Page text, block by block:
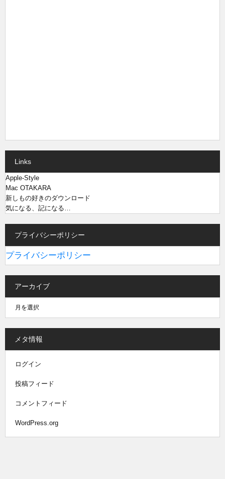
Links
Apple-Style
Mac OTAKARA
新しもの好きのダウンロード
気になる、記になる…
プライバシーポリシー
プライバシーポリシー
アーカイブ
メタ情報
ログイン
投稿フィード
コメントフィード
WordPress.org